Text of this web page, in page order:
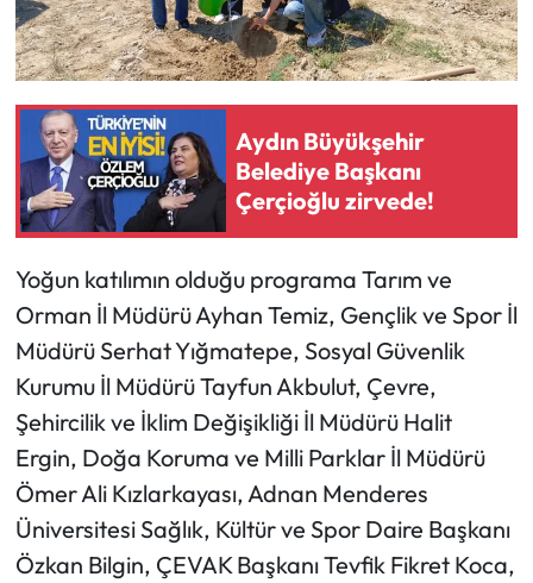
Aydın Büyükşehir
Belediye Başkanı
Çerçioğlu zirvede!
Yoğun katılımın olduğu programa Tarım ve
Orman İl Müdürü Ayhan Temiz, Gençlik ve Spor İl
Müdürü Serhat Yığmatepe, Sosyal Güvenlik
Kurumu İl Müdürü Tayfun Akbulut, Çevre,
Şehircilik ve İklim Değişikliği İl Müdürü Halit
Ergin, Doğa Koruma ve Milli Parklar İl Müdürü
Ömer Ali Kızlarkayası, Adnan Menderes
Üniversitesi Sağlık, Kültür ve Spor Daire Başkanı
Özkan Bilgin, ÇEVAK Başkanı Tevfik Fikret Koca,